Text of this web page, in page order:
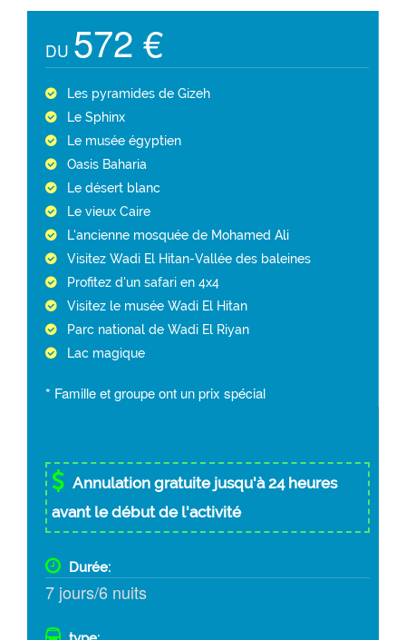
DU 572 €
Les pyramides de Gizeh
Le Sphinx
Le musée égyptien
Oasis Baharia
Le désert blanc
Le vieux Caire
L'ancienne mosquée de Mohamed Ali
Visitez Wadi El Hitan-Vallée des baleines
Profitez d'un safari en 4x4
Visitez le musée Wadi El Hitan
Parc national de Wadi El Riyan
Lac magique
* Famille et groupe ont un prix spécial
Annulation gratuite jusqu'à 24 heures
avant le début de l'activité
Durée:
7 jours/6 nuits